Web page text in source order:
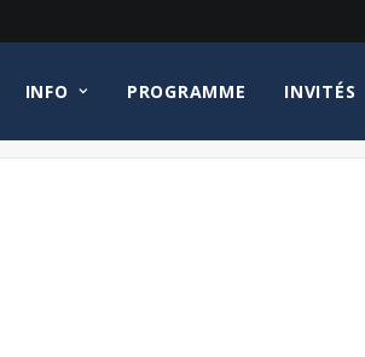
INFO PROGRAMME INVITÉS